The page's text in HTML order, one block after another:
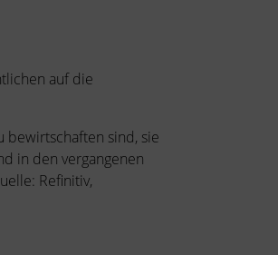
auf die
bewirtschaften sind, sie
in den vergangenen
Refinitiv,